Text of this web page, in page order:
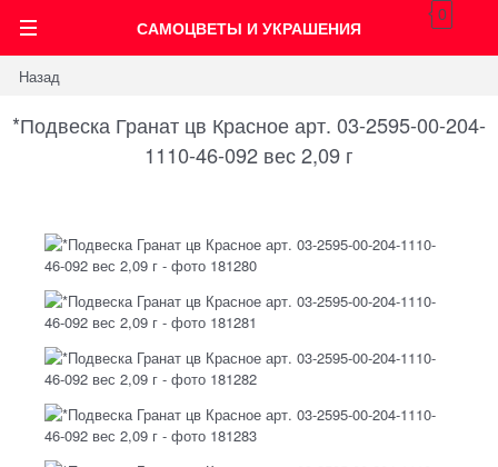
САМОЦВЕТЫ И УКРАШЕНИЯ
0
Назад
*Подвеска Гранат цв Красное арт. 03-2595-00-204-
1110-46-092 вес 2,09 г